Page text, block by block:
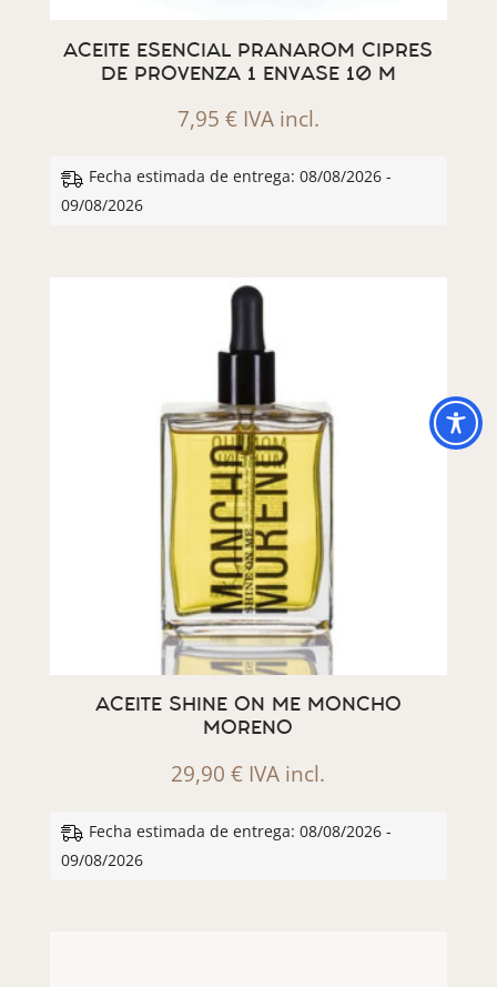
ACEITE ESENCIAL PRANAROM CIPRES
DE PROVENZA 1 ENVASE 10 M
7,95 € IVA incl.
Fecha estimada de entrega: 08/08/2026 -
09/08/2026
ACEITE SHINE ON ME MONCHO
MORENO
29,90€ IVA incl.
Fecha estimada de entrega: 08/08/2026 -
09/08/2026